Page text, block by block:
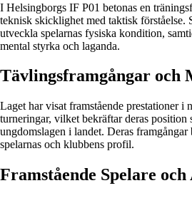
I Helsingborgs IF P01 betonas en
teknisk skicklighet med taktisk förståelse.
utveckla spelarnas fysiska kondition,
mental styrka och laganda.
Tävlingsframgångar och
Laget har visat framstående prestationer i
turneringar, vilket bekräftar deras position
ungdomslagen i landet. Deras
spelarnas och klubbens profil.
Framstående Spelare